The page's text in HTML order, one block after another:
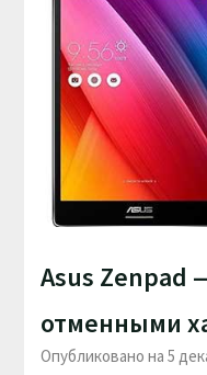
Asus Zenpad
отменными
Опубликовано на 5